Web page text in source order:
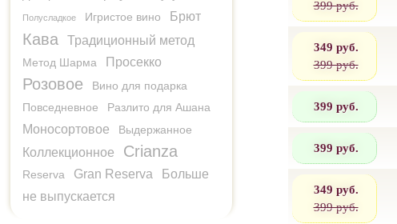
399 руб.
349 руб.
399 руб.
399 руб.
399 руб.
349 руб.
399 руб.
Полусладкое Игристое вино Брют
Кава Традиционный метод
Метод Шарма Просекко
Розовое
Вино для подарка
Повседневное
Разлито для Ашана
Моносортовое Выдержанное
Коллекционное Crianza
Reserva Gran Reserva
Больше
не выпускается